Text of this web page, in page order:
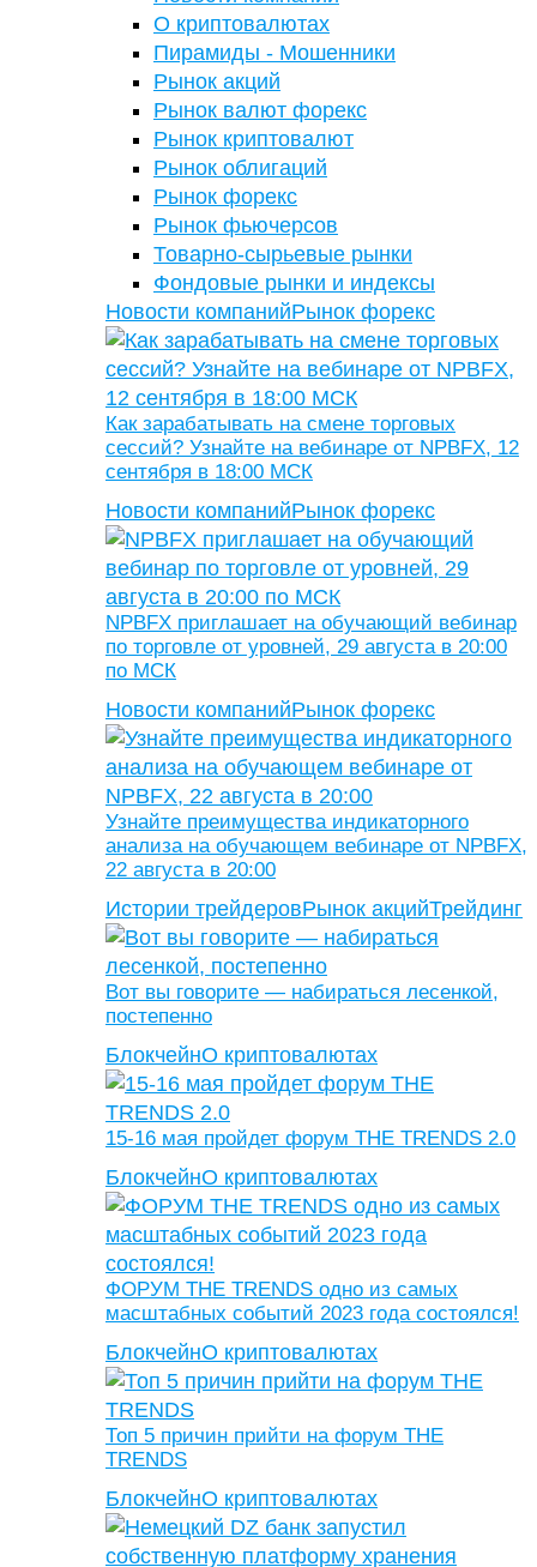
О криптовалютах
Пирамиды - Мошенники
Рынок акций
Рынок валют форекс
Рынок криптовалют
Рынок облигаций
Рынок форекс
Рынок фьючерсов
Товарно-сырьевые рынки
Фондовые рынки и индексы
Новости компанийРынок форекс
Как зарабатывать на смене торговых
сессий? Узнайте на вебинаре от NPBFX, 12
сентября в 18:00 МСК
Новости компанийРынок форекс
NPBFX приглашает на обучающий вебинар
по торговле от уровней, 29 августа в 20:00
по МСК
Новости компанийРынок форекс
Узнайте преимущества индикаторного
анализа на обучающем вебинаре от NPBFX,
22 августа в 20:00
Истории трейдеровРынок акцийТрейдинг
Вот вы говорите — набираться лесенкой,
постепенно
БлокчейнО криптовалютах
15-16 мая пройдет форум THE TRENDS 2.0
БлокчейнО криптовалютах
ФОРУМ THE TRENDS одно из самых
масштабных событий 2023 года состоялся!
БлокчейнО криптовалютах
Топ 5 причин прийти на форум THE
TRENDS
БлокчейнО криптовалютах